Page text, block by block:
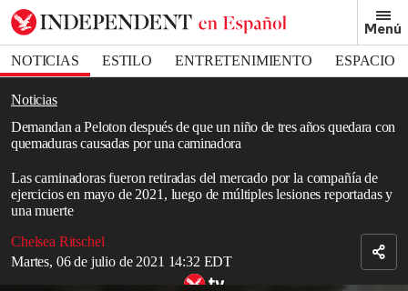
Menú
NOTICIAS ESTILO ENTRETENIMIENTO
ESPACIO
DEPORTES
Noticias
Demandan a Peloton después de que un niño de tres años quedara con
quemaduras causadas por una caminadora
Las caminadoras fueron retiradas del mercado por la compañía de
ejercicios en mayo de 2021, luego de múltiples lesiones reportadas y
una muerte
Chelsea Ritschel
Martes, 06 de julio de 2021 14:32 EDT
Bookmark popover
Removed from bookmarks
Close popover